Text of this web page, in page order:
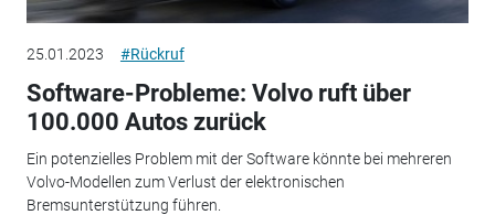
25.01.2023 #Rückruf
Software-Probleme: Volvo ruft über
100.000 Autos zurück
Ein potenzielles Problem mit der Software könnte bei mehreren
Volvo-Modellen zum Verlust der elektronischen
Bremsunterstützung führen.